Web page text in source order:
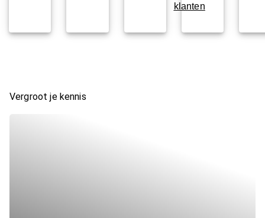
klanten
Vergroot je kennis